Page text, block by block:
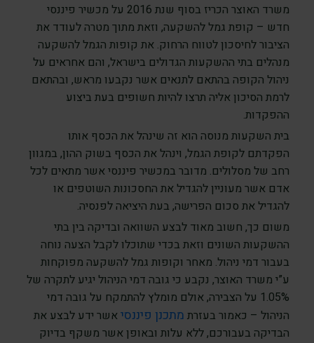
משרד האוצר הכריז בסוף שנת 2016 על מכשיר פיננסי
חדש – קופת גמל להשקעה, וזאת מתוך מטרה לעודד את
הציבור לחיסכון לטווח הרחוק. את קופות הגמל להשקעה
מנהלים בתי ההשקעות הגדולים בישראל, והם אחראים על
ניהול הקופה בהתאם לתנאים אשר נקבעו מראש, ובהתאם
לרמת הסיכון אליה תרצו להיות חשופים בעת ביצוע
ההפקדות.
בית השקעות מנוסה הוא זה שינהל את הכסף אותו
הפקדתם לקופת הגמל, וינהל את הכסף בשוק ההון, במגוון
רחב של מסלולים. מדובר במכשיר פיננסי אשר מתאים לכל
אדם אשר מעוניין להגדיל את החסכונות השוטפים או
להגדיל את סכום הפרישה, בעת היציאה לפנסיה.
משום כך, חשוב מאוד לבצע השוואה ובדיקה בין בתי
ההשקעות השונים וזאת בכדי שתוכלו לקבל הצעה נוחה
בעבור דמי ניהול. מאחר וקופות גמל להשקעה מפוקחות
ע”י משרד האוצר, נקבע כי גובה דמי הניהול יגיע לתקרה של
1.05% על הצבירה, אולם מומלץ להתמקח על גובה דמי
הניהול – כאמור בעזרת מתכנן פיננסיאשר ידע לבצע את
הבדיקה בעבורכם, ללא עלות ובאופן אשר משקף בדיוק